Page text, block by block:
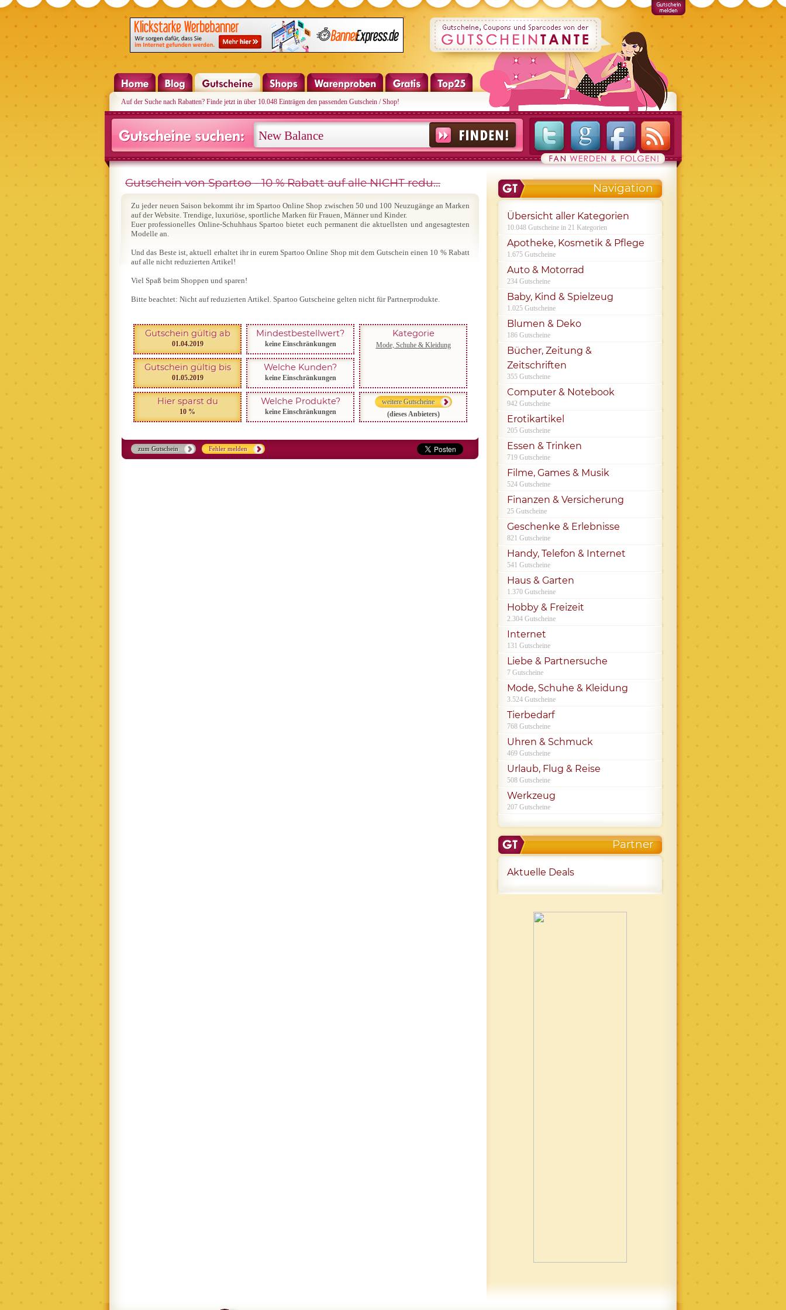
Auf der Suche nach Rabatten? Finde jetzt in über 10.048 Einträgen den passenden Gutschein / Shop!
Gutschein von Spartoo - 10 % Rabatt auf alle NICHT redu...
Zu jeder neuen Saison bekommt ihr im Spartoo Online Shop zwischen 50 und 100 Neuzugänge an Marken
auf der Website. Trendige, luxuriöse, sportliche Marken für Frauen, Männer und Kinder.
Euer professionelles Online-Schuhhaus Spartoo bietet euch permanent die aktuellsten und angesagtesten
Modelle an.
Und das Beste ist, aktuell erhaltet ihr in eurem Spartoo Online Shop mit dem Gutschein einen 10 % Rabatt
auf alle nicht reduzierten Artikel!
Viel Spaß beim Shoppen und sparen!
Bitte beachtet: Nicht auf reduzierten Artikel. Spartoo Gutscheine gelten nicht für Partnerprodukte.
Kategorie
Mode, Schuhe & Kleidung
Gutschein gültig ab
01.04.2019
Mindestbestellwert?
keine Einschränkungen
Gutschein gültig bis
01.05.2019
Welche Kunden?
keine Einschränkungen
Hier sparst du
10 %
Welche Produkte?
keine Einschränkungen
weitere Gutscheine
(dieses Anbieters)
zum Gutschein Fehler melden
Navigation
Übersicht aller Kategorien
10.048 Gutscheine in 21 Kategorien
Apotheke, Kosmetik & Pflege
1.675 Gutscheine
Auto & Motorrad
234 Gutscheine
Baby, Kind & Spielzeug
1.025 Gutscheine
Blumen & Deko
186 Gutscheine
Bücher, Zeitung &
Zeitschriften
355 Gutscheine
Computer & Notebook
942 Gutscheine
Erotikartikel
205 Gutscheine
Essen & Trinken
719 Gutscheine
Filme, Games & Musik
524 Gutscheine
Finanzen & Versicherung
25 Gutscheine
Geschenke & Erlebnisse
821 Gutscheine
Handy, Telefon & Internet
541 Gutscheine
Haus & Garten
1.370 Gutscheine
Hobby & Freizeit
2.304 Gutscheine
Internet
131 Gutscheine
Liebe & Partnersuche
7 Gutscheine
Mode, Schuhe & Kleidung
3.524 Gutscheine
Tierbedarf
768 Gutscheine
Uhren & Schmuck
469 Gutscheine
Urlaub, Flug & Reise
508 Gutscheine
Werkzeug
207 Gutscheine
Partner
Aktuelle Deals